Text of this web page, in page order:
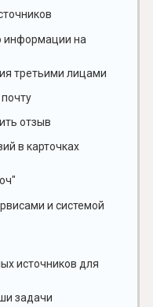
информации на
третьими лицами
отзыв
в карточках
и системой
источников для
задачи